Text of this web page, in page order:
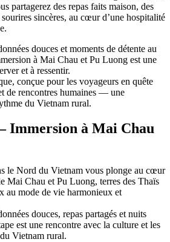
partagerez des repas faits maison, des
sincères, au cœur d’une hospitalité
douces et moments de détente au
à Mai Chau et Pu Luong est une
et à ressentir.
conçue pour les voyageurs en quête
de rencontres humaines — une
du Vietnam rural.
Immersion à Mai Chau
le Nord du Vietnam vous plonge au cœur
Mai Chau et Pu Luong, terres des Thaïs
au mode de vie harmonieux et
douces, repas partagés et nuits
est une rencontre avec la culture et les
Vietnam rural.